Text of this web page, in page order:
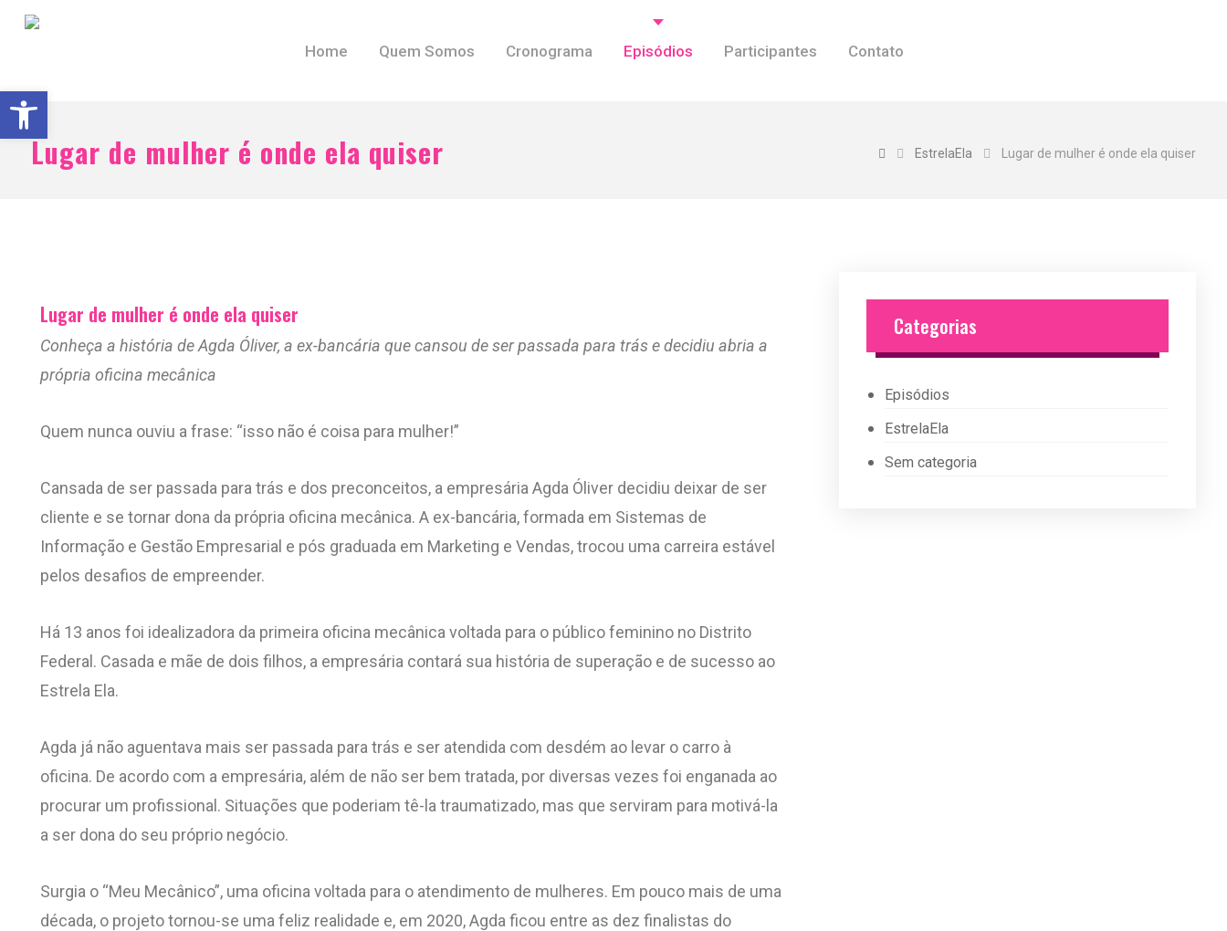
Home Quem Somos Cronograma Episódios Participantes Contato
Lugar de mulher é onde ela quiser EstrelaEla Lugar de mulher é onde ela quiser
Lugar de mulher é onde ela quiser
Conheça a história de Agda Óliver, a ex-bancária que cansou de ser passada para trás e decidiu abria a
própria oficina mecânica
Quem nunca ouviu a frase: “isso não é coisa para mulher!”
Cansada de ser passada para trás e dos preconceitos, a empresária Agda Óliver decidiu deixar de ser
cliente e se tornar dona da própria oficina mecânica. A ex-bancária, formada em Sistemas de
Informação e Gestão Empresarial e pós graduada em Marketing e Vendas, trocou uma carreira estável
pelos desafios de empreender.
Há 13 anos foi idealizadora da primeira oficina mecânica voltada para o público feminino no Distrito
Federal. Casada e mãe de dois filhos, a empresária contará sua história de superação e de sucesso ao
Estrela Ela.
Agda já não aguentava mais ser passada para trás e ser atendida com desdém ao levar o carro à
oficina. De acordo com a empresária, além de não ser bem tratada, por diversas vezes foi enganada ao
procurar um profissional. Situações que poderiam tê-la traumatizado, mas que serviram para motivá-la
a ser dona do seu próprio negócio.
Surgia o “Meu Mecânico”, uma oficina voltada para o atendimento de mulheres. Em pouco mais de uma
década, o projeto tornou-se uma feliz realidade e, em 2020, Agda ficou entre as dez finalistas do
Categorias
Episódios
EstrelaEla
Sem categoria
Barra de Ferramentas Aberta